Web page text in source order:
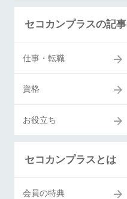
セコカンプラスの記事
仕事・転職
資格
お役立ち
セコカンプラスとは
会員の特典